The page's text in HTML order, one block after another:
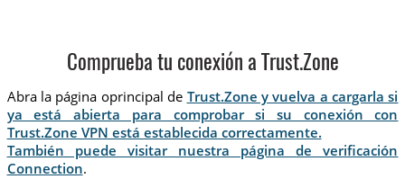
Comprueba tu conexión a Trust.Zone
Abra la página oprincipal de Trust.Zone y vuelva a cargarla si
ya está abierta para comprobar si su conexión con
Trust.Zone VPN está establecida correctamente.
También puede visitar nuestra página de verificación
Connection.